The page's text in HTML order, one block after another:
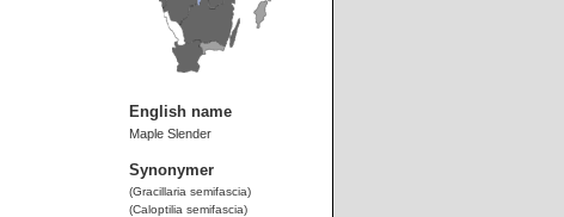
English name
Maple Slender
Synonymer
(Gracillaria semifascia)
(Caloptilia semifascia)